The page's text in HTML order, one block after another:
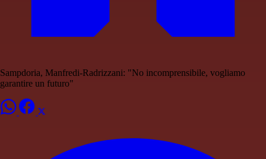
Sampdoria, Manfredi-Radrizzani: "No incomprensibile, vogliamo
garantire un futuro"